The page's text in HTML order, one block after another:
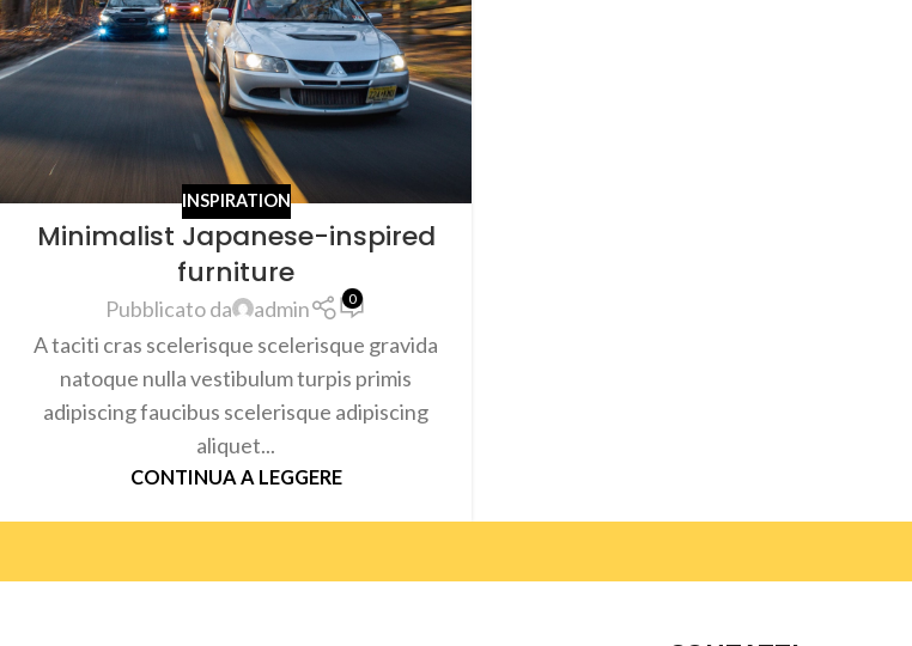
INSPIRATION
Minimalist Japanese-inspired
furniture
Pubblicato da admin 0
A taciti cras scelerisque scelerisque gravida
natoque nulla vestibulum turpis primis
adipiscing faucibus scelerisque adipiscing
aliquet...
CONTINUA A LEGGERE